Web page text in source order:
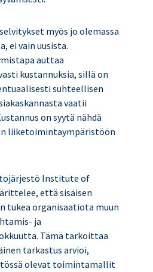
myös jo olemassa
ei vain uusista.
auttaa
kustannuksia, sillä on
suhteellisen
vaatii
on syytä nähdä
liiketoimintaympäristöön
Institute of
että sisäisen
tukea organisaatiota muun
ja
Tämä tarkoittaa
tarkastus arvioi,
olevat toimintamallit